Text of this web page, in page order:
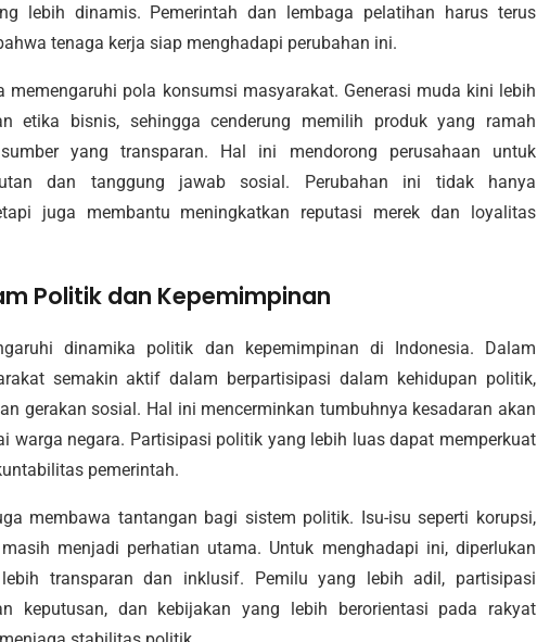
lebih dinamis. Pemerintah dan lembaga pelatihan harus terus
tenaga kerja siap menghadapi perubahan ini.
memengaruhi pola konsumsi masyarakat. Generasi muda kini lebih
etika bisnis, sehingga cenderung memilih produk yang ramah
yang transparan. Hal ini mendorong perusahaan untuk
dan tanggung jawab sosial. Perubahan ini tidak hanya
juga membantu meningkatkan reputasi merek dan loyalitas
Politik dan Kepemimpinan
dinamika politik dan kepemimpinan di Indonesia. Dalam
semakin aktif dalam berpartisipasi dalam kehidupan politik,
gerakan sosial. Hal ini mencerminkan tumbuhnya kesadaran akan
warga negara. Partisipasi politik yang lebih luas dapat memperkuat
pemerintah.
membawa tantangan bagi sistem politik. Isu-isu seperti korupsi,
menjadi perhatian utama. Untuk menghadapi ini, diperlukan
transparan dan inklusif. Pemilu yang lebih adil, partisipasi
keputusan, dan kebijakan yang lebih berorientasi pada rakyat